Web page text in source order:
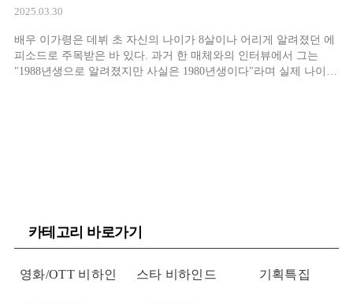
2025.03.30
배우 이가령은 데뷔 초 자신의 나이가 8살이나 어리게 알려졌던 에
피소드로 주목받은 바 있다. 과거 한 매체와의 인터뷰에서 그는
"1988년생으로 알려졌지만 사실은 1980년생이다"라며 실제 나이를
카테고리 바로가기
영화/OTT 비하인 스타 비하인드 기획특집